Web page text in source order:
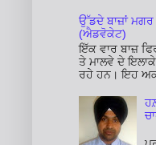
ਉੱਡਦੇ ਬਾਜ਼ਾਂ ਮਗਰ
(ਐਡਵੋਕੇਟ)
ਇੱਕ ਵਾਰ ਬਾਜ਼
ਤੇ ਮਾਲਵੇ ਦੇ
ਰਹੇ ਹਨ। ਇਹ